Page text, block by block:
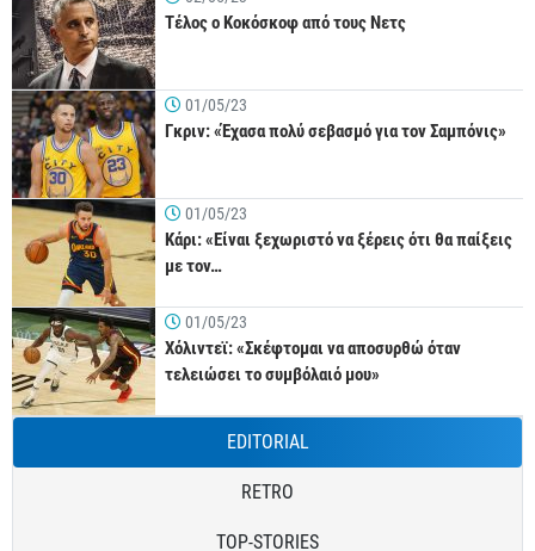
Τέλος ο Κοκόσκοφ από τους Νετς
01/05/23
Γκριν: «Έχασα πολύ σεβασμό για τον Σαμπόνις»
01/05/23
Κάρι: «Είναι ξεχωριστό να ξέρεις ότι θα παίξεις
με τον…
01/05/23
Χόλιντεϊ: «Σκέφτομαι να αποσυρθώ όταν
τελειώσει το συμβόλαιό μου»
EDITORIAL
RETRO
TOP-STORIES